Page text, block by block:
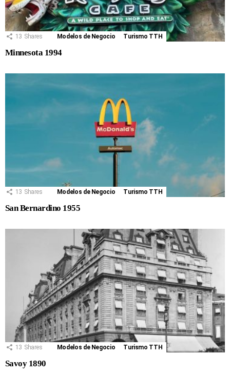
13 Shares Modelos de Negocio Turismo TTH
Minnesota 1994
13 Shares Modelos de Negocio Turismo TTH
San Bernardino 1955
13 Shares Modelos de Negocio Turismo TTH
Savoy 1890